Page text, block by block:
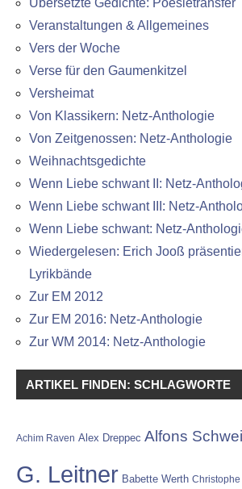
Übersetzte Gedichte: Poesietransfer
Veranstaltungen & Allgemeines
Vers der Woche
Verse für den Gaumenkitzel
Versheimat
Von Klassikern: Netz-Anthologie
Von Zeitgenossen: Netz-Anthologie
Weihnachtsgedichte
Wenn Liebe schwant II: Netz-
Wenn Liebe schwant III: Netz-
Wenn Liebe schwant: Netz-
Wiedergelesen: Erich Jooß
Lyrikbände
Zur EM 2012
Zur EM 2016: Netz-Anthologie
Zur WM 2014: Netz-Anthologie
ARTIKEL FINDEN: SCHLAGWORTE
Achim Raven Alex Dreppec Alfons
G. Leitner Babette Werth